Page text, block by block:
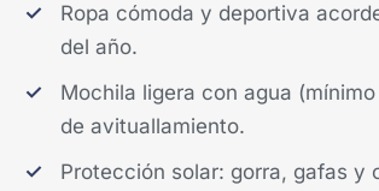
Ropa cómoda y deportiva
del año.
Mochila ligera con agua
de avituallamiento.
Protección solar: gorra, gafas y